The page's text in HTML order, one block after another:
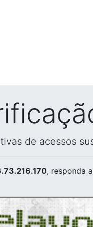
de acessos
, responda